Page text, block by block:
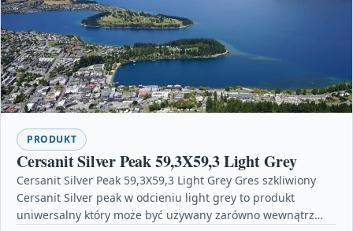
PRODUKT
Cersanit Silver Peak 59,3X59,3 Light Grey
Cersanit Silver Peak 59,3X59,3 Light Grey Gres szkliwiony
Cersanit Silver peak w odcieniu light grey to produkt
uniwersalny który może być używany zarówno wewnątrz…